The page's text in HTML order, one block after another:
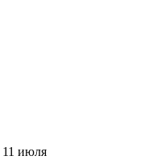
11 июля